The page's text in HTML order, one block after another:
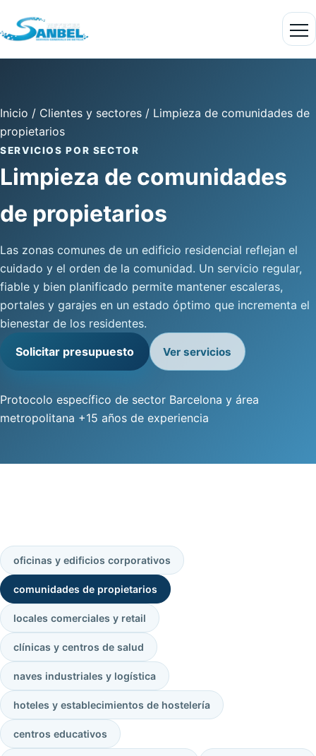
Inicio / Clientes y sectores / Limpieza de comunidades de
propietarios
SERVICIOS POR SECTOR
Limpieza de comunidades
de propietarios
Las zonas comunes de un edificio residencial reflejan el
cuidado y el orden de la comunidad. Un servicio regular,
fiable y bien planificado permite mantener escaleras,
portales y garajes en un estado óptimo que incrementa el
bienestar de los residentes.
Solicitar presupuesto
Ver servicios
Protocolo específico de sector Barcelona y área
metropolitana +15 años de experiencia
oficinas y edificios corporativos
comunidades de propietarios
locales comerciales y retail
clínicas y centros de salud
naves industriales y logística
hoteles y establecimientos de hostelería
centros educativos